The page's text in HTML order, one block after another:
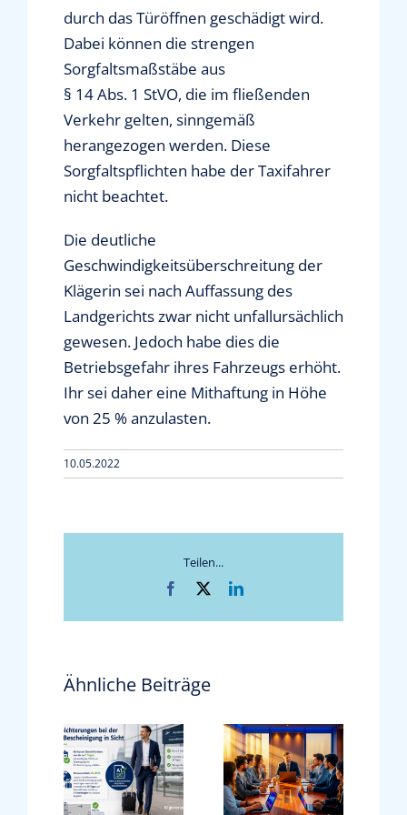
durch das Türöffnen geschädigt wird.
Dabei können die strengen
Sorgfaltsmaßstäbe aus
§ 14 Abs. 1 StVO, die im fließenden
Verkehr gelten, sinngemäß
herangezogen werden. Diese
Sorgfaltspflichten habe der Taxifahrer
nicht beachtet.
Die deutliche
Geschwindigkeitsüberschreitung der
Klägerin sei nach Auffassung des
Landgerichts zwar nicht unfallursächlich
gewesen. Jedoch habe dies die
Betriebsgefahr ihres Fahrzeugs erhöht.
Ihr sei daher eine Mithaftung in Höhe
von 25 % anzulasten.
10.05.2022
Teilen...
Facebook LinkedIn
Ähnliche Beiträge